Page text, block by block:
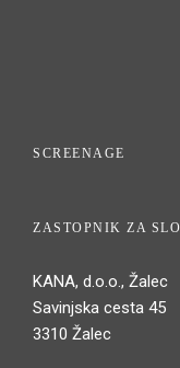
SCREENAGE
ZASTOPNIK ZA
KANA, d.o.o., Žalec
Savinjska cesta 45
3310 Žalec